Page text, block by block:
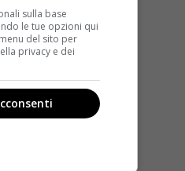
su Prime
sulla base
le tue opzioni qui
del sito per
privacy e dei